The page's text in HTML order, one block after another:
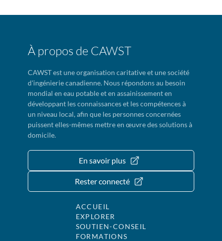
À propos de CAWST
CAWST est une organisation caritative et une société
d'ingénierie canadienne. Nous répondons au besoin
mondial en eau potable et en assainissement en
développant les connaissances et les compétences à
un niveau local, afin que les personnes concernées
puissent elles-mêmes mettre en œuvre des solutions à
domicile.
En savoir plus
Rester connecté
ACCUEIL
EXPLORER
SOUTIEN-CONSEIL
FORMATIONS